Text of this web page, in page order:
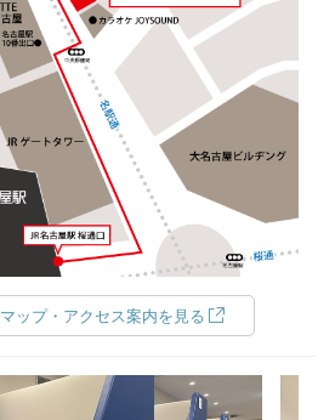
マップ・アクセス案内を見る